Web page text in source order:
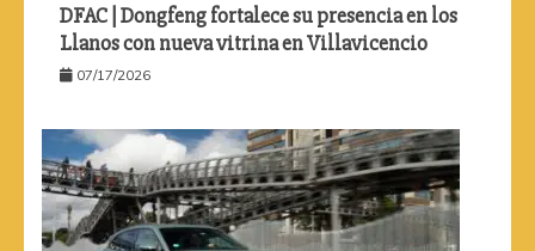
DFAC | Dongfeng fortalece su presencia en los
Llanos con nueva vitrina en Villavicencio
07/17/2026